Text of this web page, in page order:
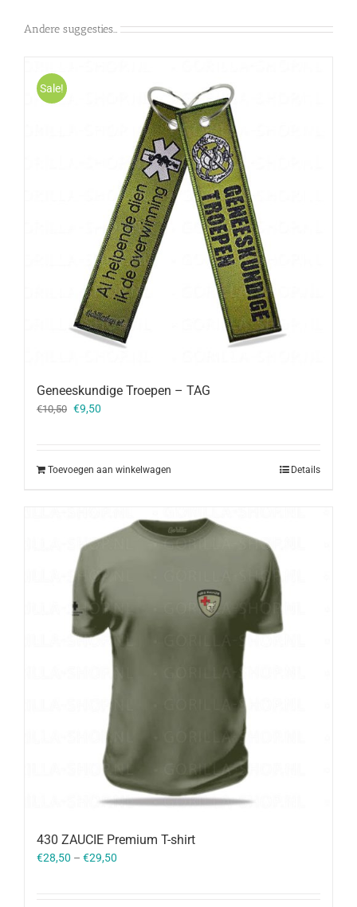
Andere suggesties…
Sale!
Geneeskundige Troepen – TAG
€10,50 Oorspronkelijke
€9,50
Toevoegen aan winkelwagen Details
430 ZAUCIE Premium T-shirt
€28,50 – €29,50